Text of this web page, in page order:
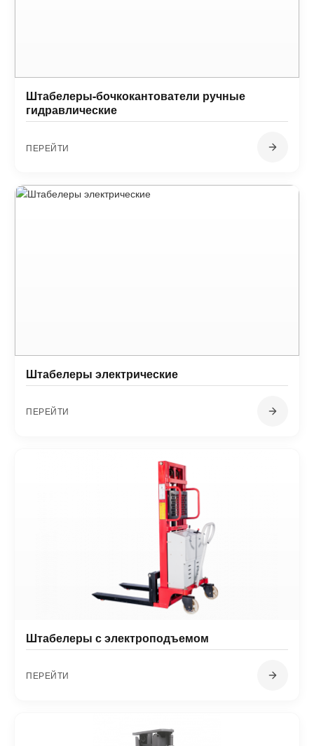
Штабелеры-бочкокантователи ручные
гидравлические
ПЕРЕЙТИ
Штабелеры электрические
ПЕРЕЙТИ
Штабелеры с электроподъемом
ПЕРЕЙТИ